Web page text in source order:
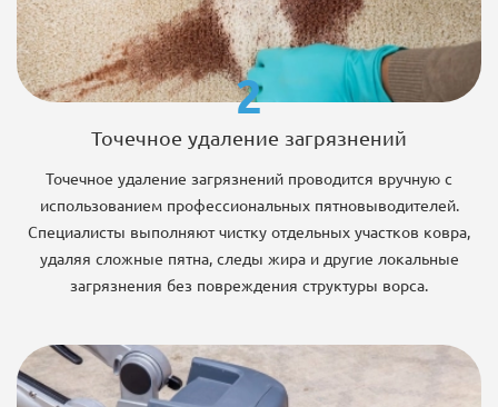
2
Точечное удаление загрязнений
Точечное удаление загрязнений проводится вручную с
использованием профессиональных пятновыводителей.
Специалисты выполняют чистку отдельных участков ковра,
удаляя сложные пятна, следы жира и другие локальные
загрязнения без повреждения структуры ворса.